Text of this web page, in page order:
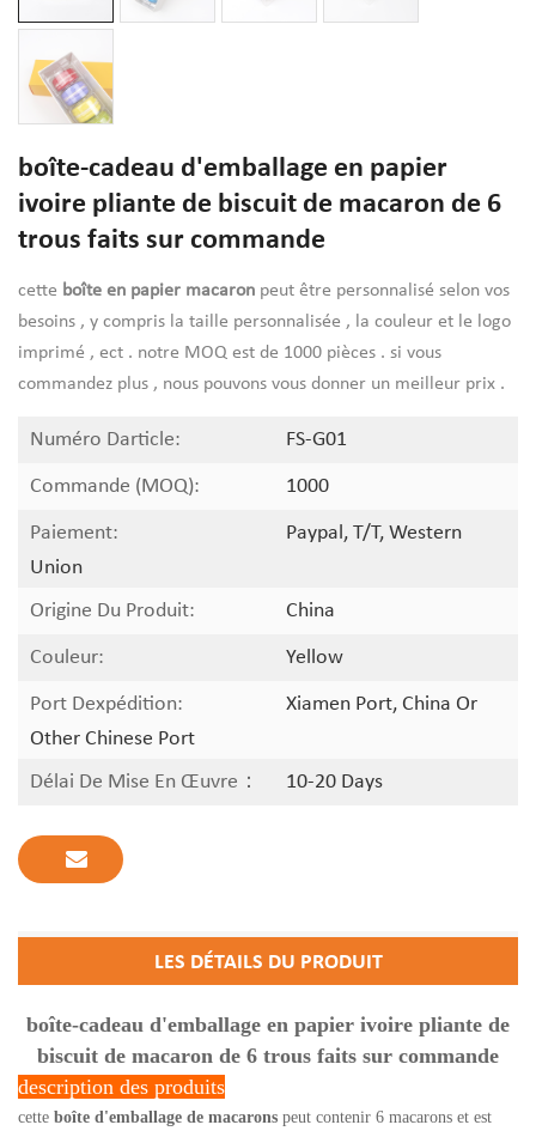
boîte-cadeau d'emballage en papier
ivoire pliante de biscuit de macaron de 6
trous faits sur commande
cette boîte en papier macaron peut être personnalisé selon vos
besoins , y compris la taille personnalisée , la couleur et le logo
imprimé , ect . notre MOQ est de 1000 pièces . si vous
commandez plus , nous pouvons vous donner un meilleur prix .
Numéro Darticle:
FS-G01
Commande (MOQ):
1000
Paiement:
Paypal, T/T, Western
Union
Origine Du Produit:
China
Couleur:
Yellow
Port Dexpédition:
Xiamen Port, China Or
Other Chinese Port
Délai De Mise En Œuvre：
10-20 Days
LES DÉTAILS DU PRODUIT
boîte-cadeau d'emballage en papier ivoire pliante de
biscuit de macaron de 6 trous faits sur commande
description des produits
cette boîte d'emballage de macarons peut contenir 6 macarons et est